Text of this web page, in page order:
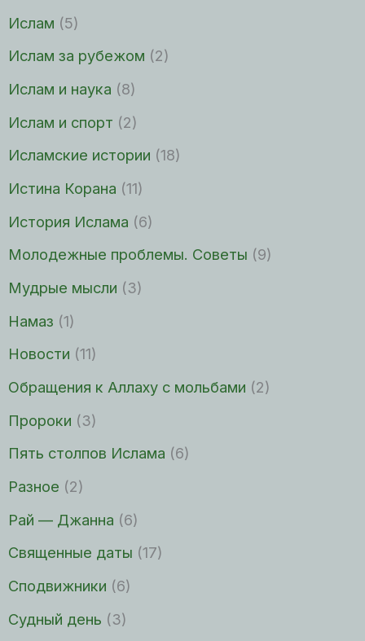
Ислам (5)
Ислам за рубежом (2)
Ислам и наука (8)
Ислам и спорт (2)
Исламские истории (18)
Истина Корана (11)
История Ислама (6)
Молодежные проблемы. Советы (9)
Мудрые мысли (3)
Намаз (1)
Новости (11)
Обращения к Аллаху с мольбами (2)
Пророки (3)
Пять столпов Ислама (6)
Разное (2)
Рай — Джанна (6)
Священные даты (17)
Сподвижники (6)
Судный день (3)